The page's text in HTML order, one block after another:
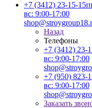
+7 (3412) 23-15-15
вс: 9:00-17:00
Назад
Телефоны
+7 (3412) 23-
вс: 9:00-17:00
+7 (950) 823-
вс: 9:00-17:00
Заказать